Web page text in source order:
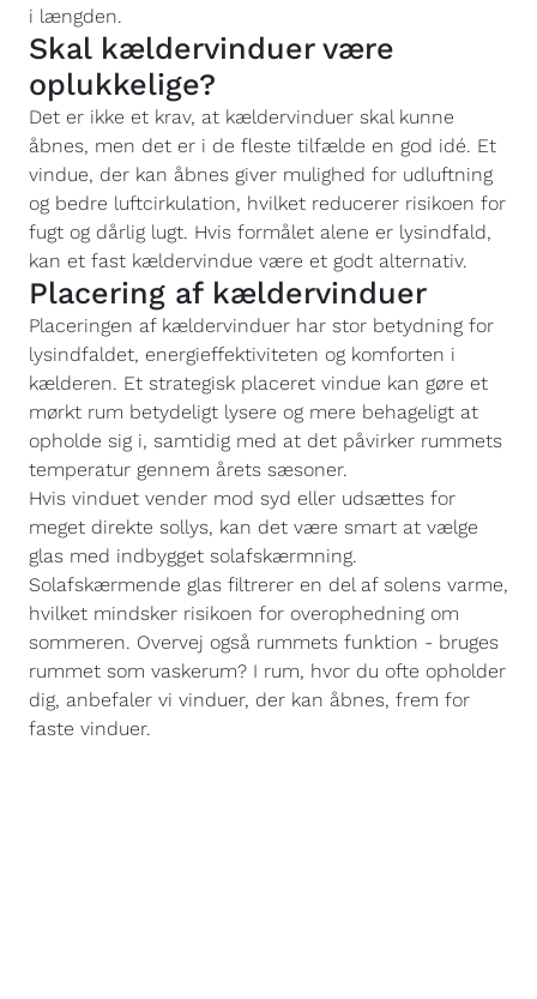
i længden.
Skal kældervinduer være
oplukkelige?
Det er ikke et krav, at kældervinduer skal kunne
åbnes, men det er i de fleste tilfælde en god idé. Et
vindue, der kan åbnes giver mulighed for udluftning
og bedre luftcirkulation, hvilket reducerer risikoen for
fugt og dårlig lugt. Hvis formålet alene er lysindfald,
kan et fast kældervindue være et godt alternativ.
Placering af kældervinduer
Placeringen af kældervinduer har stor betydning for
lysindfaldet, energieffektiviteten og komforten i
kælderen. Et strategisk placeret vindue kan gøre et
mørkt rum betydeligt lysere og mere behageligt at
opholde sig i, samtidig med at det påvirker rummets
temperatur gennem årets sæsoner.
Hvis vinduet vender mod syd eller udsættes for
meget direkte sollys, kan det være smart at vælge
glas med indbygget solafskærmning.
Solafskærmende glas filtrerer en del af solens varme,
hvilket mindsker risikoen for overophedning om
sommeren. Overvej også rummets funktion - bruges
rummet som vaskerum? I rum, hvor du ofte opholder
dig, anbefaler vi vinduer, der kan åbnes, frem for
faste vinduer.